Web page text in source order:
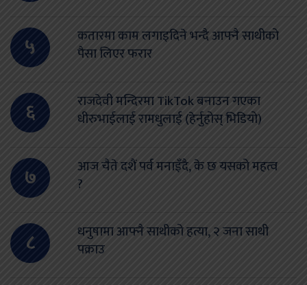
५
कतारमा काम लगाइदिने भन्दै आफ्नै साथीको
पैसा लिएर फरार
६
राजदेवी मन्दिरमा TikTok बनाउन गएका
धीरुभाईलाई रामधुलाई (हेर्नुहोस् भिडियो)
७
आज चैते दशैं पर्व मनाइँदै, के छ यसको महत्व
?
८
धनुषामा आफ्नै साथीको हत्या, २ जना साथी
पक्राउ